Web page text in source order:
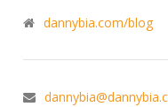
dannybia.com/blog